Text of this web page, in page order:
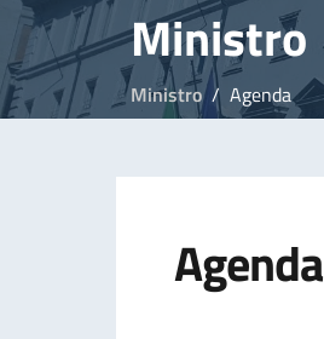
Ministro
Ministro Agenda
Agenda